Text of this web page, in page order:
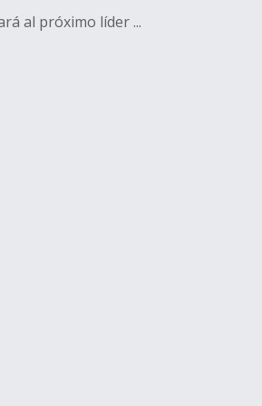
al próximo líder ...